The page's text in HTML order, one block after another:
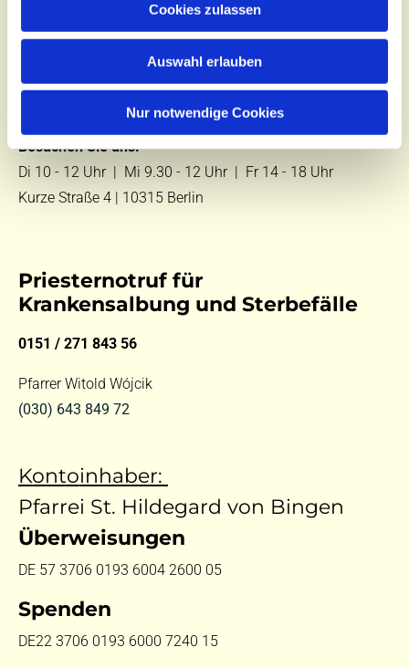
Cookies zulassen
Auswahl erlauben
Nur notwendige Cookies
Zentralbüro
(030) 643 849 70
kontakt@st-hildegard-von-bingen.de
Besuchen Sie uns:
Di 10 - 12 Uhr | Mi 9.30 - 12 Uhr | Fr 14 - 18 Uhr
Kurze Straße 4 | 10315 Berlin
Priesternotruf für
Krankensalbung und Sterbefälle
0151 / 271 843 56
Pfarrer Witold Wójcik
(030) 643 849 72
Kontoinhaber:
Pfarrei St. Hildegard von Bingen
Überweisungen
DE 57 3706 0193 6004 2600 05
Spenden
DE22 3706 0193 6000 7240 15